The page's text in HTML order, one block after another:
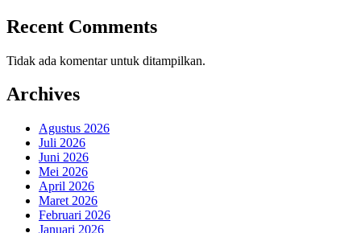
Recent Comments
Tidak ada komentar untuk ditampilkan.
Archives
Agustus 2026
Juli 2026
Juni 2026
Mei 2026
April 2026
Maret 2026
Februari 2026
Januari 2026